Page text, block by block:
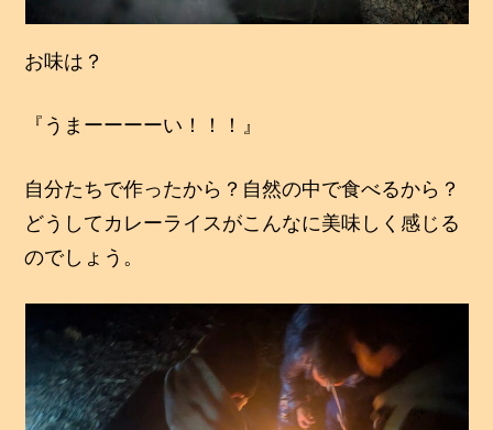
お味は？
『うまーーーーい！！！』
自分たちで作ったから？自然の中で食べるから？
どうしてカレーライスがこんなに美味しく感じる
のでしょう。